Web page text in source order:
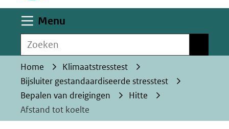
worden
toegestaan
geweigerd.
Menu
Zoeken
Home
Klimaatstresstest
Bijsluiter gestandaardiseerde stresstest
Bepalen van dreigingen
Hitte
Afstand tot koelte